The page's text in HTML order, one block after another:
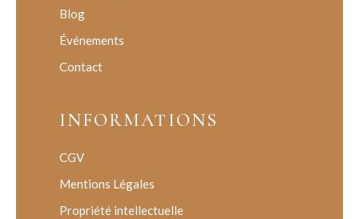
Blog
Événements
Contact
INFORMATIONS
CGV
Mentions Légales
Propriété intellectuelle